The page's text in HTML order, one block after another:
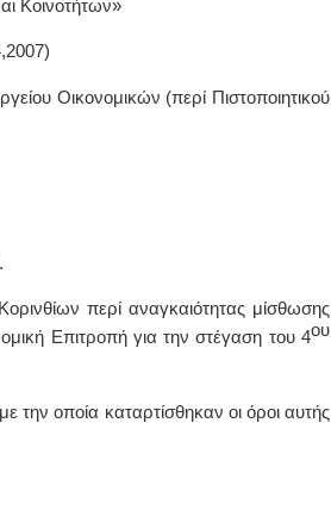
Κοινοτήτων»
Οικονομικών (περί Πιστοποιητικού
περί αναγκαιότητας μίσθωσης
Επιτροπή για την στέγαση του 4ου
την οποία καταρτίσθηκαν οι όροι αυτής